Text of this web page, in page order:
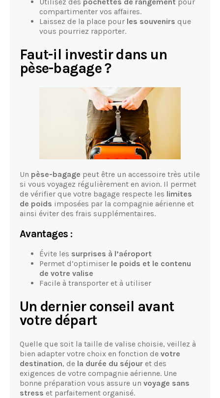
compartimenter vos affaires.
Laissez de la place pour les souvenirs que
vous pourriez rapporter.
Faut-il investir dans un
pèse-bagage ?
Un pèse-bagage peut être un accessoire très utile
si vous voyagez régulièrement en avion. Il permet
de vérifier que votre bagage respecte les limites
de poids imposées par la compagnie aérienne et
ainsi éviter des frais supplémentaires.
Avantages :
Évite les surprises à l’aéroport
Permet d’optimiser le poids et le contenu
de votre valise
Facile à transporter et à utiliser
Un dernier conseil avant
votre départ
Quelle que soit la taille de valise choisie, veillez à
bien adapter votre choix en fonction de votre
destination, de la durée du séjour et des
exigences de votre compagnie aérienne. Une
bonne préparation vous assure un voyage sans
stress et parfaitement organisé.